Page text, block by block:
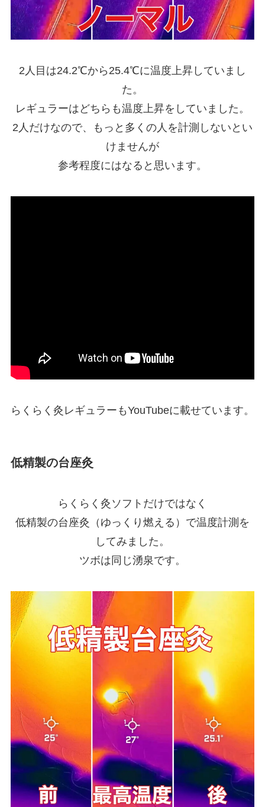
2人目は24.2℃から25.4℃に温度上昇していまし
た。
レギュラーはどちらも温度上昇をしていました。
2人だけなので、もっと多くの人を計測しないとい
けませんが
参考程度にはなると思います。
らくらく灸レギュラーもYouTubeに載せています。
低精製の台座灸
らくらく灸ソフトだけではなく
低精製の台座灸（ゆっくり燃える）で温度計測を
してみました。
ツボは同じ湧泉です。